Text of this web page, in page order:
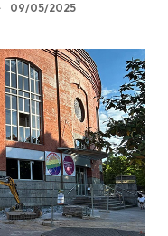
09/05/2025